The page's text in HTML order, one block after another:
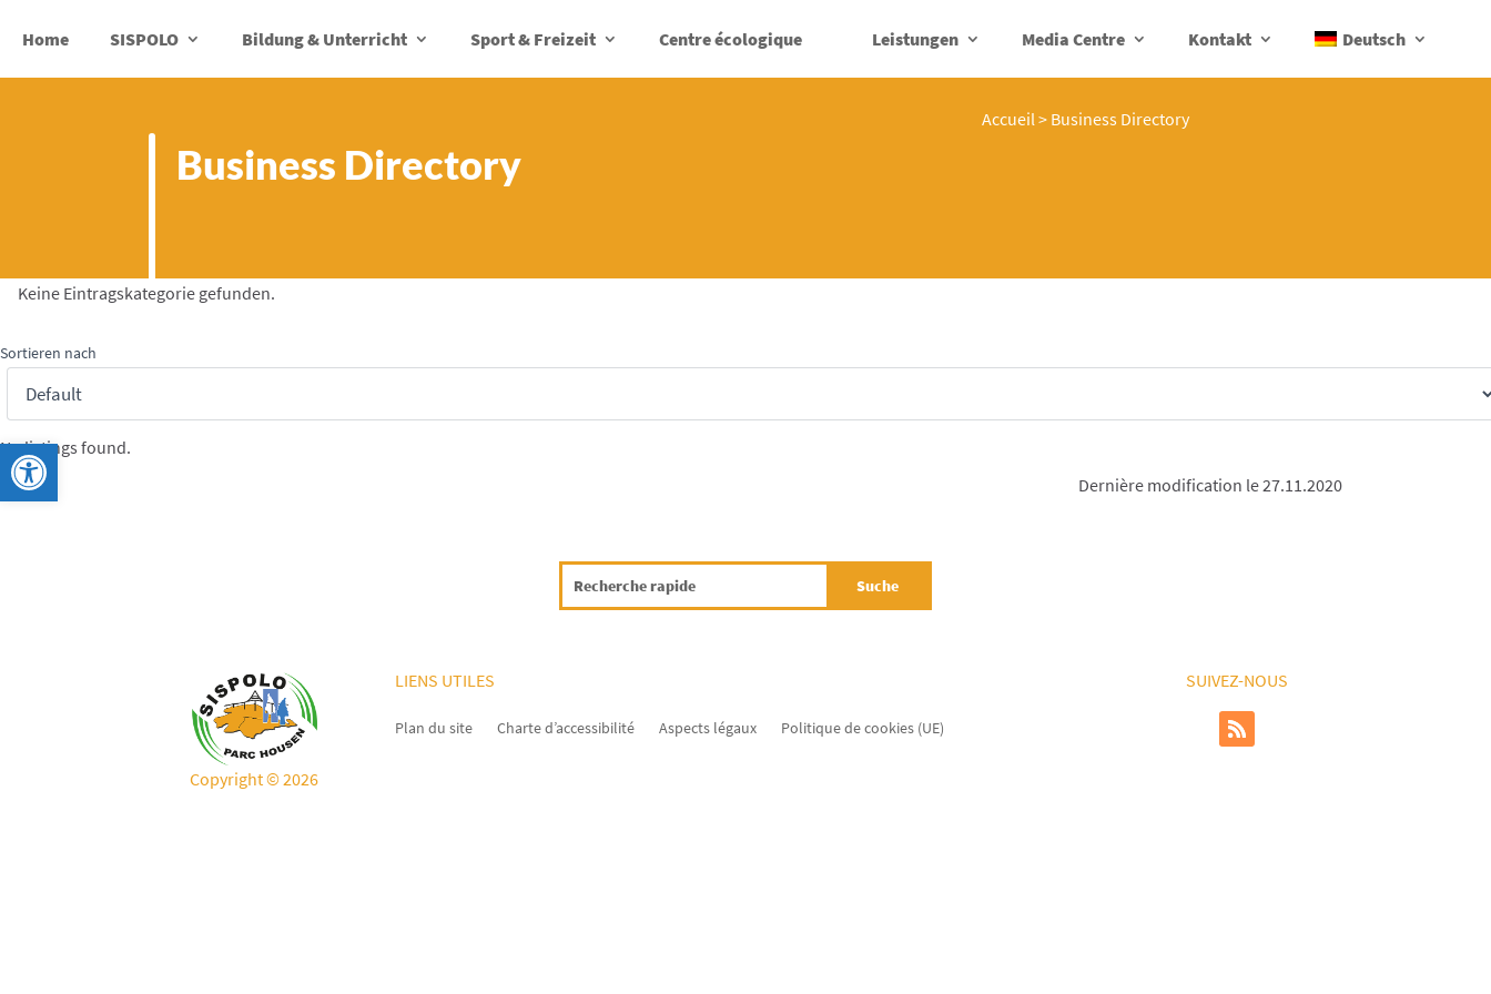
Home SISPOLO Bildung & Unterricht Sport & Freizeit Centre écologique Leistungen Media Centre Kontakt Deutsch
Business Directory
Accueil> Business Directory
Keine Eintragskategorie gefunden.
Sortieren nach
No listings found.
Dernière modification le 27.11.2020
Copyright © 2026
LIENS UTILES
Plan du site Charte d’accessibilité Aspects légaux Politique de cookies (UE)
SUIVEZ-NOUS
Werkzeugleiste öffnen